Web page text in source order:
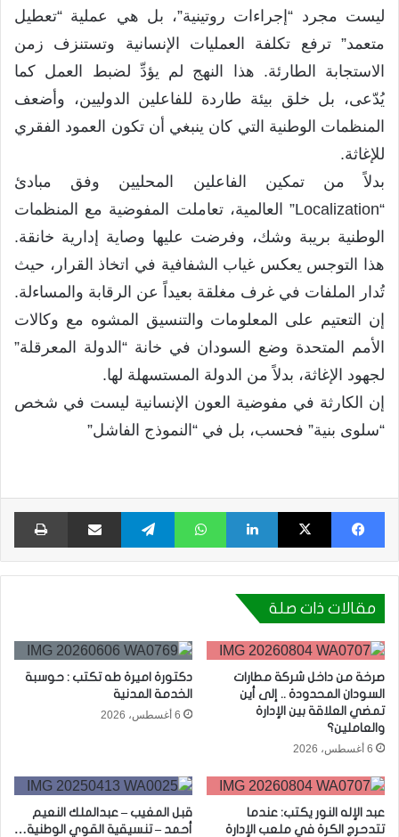
ليست مجرد “إجراءات روتينية”، بل هي عملية “تعطيل
متعمد” ترفع تكلفة العمليات الإنسانية وتستنزف زمن
الاستجابة الطارئة. هذا النهج لم يؤدِّ لضبط العمل كما
يُدّعى، بل خلق بيئة طاردة للفاعلين الدوليين، وأضعف
المنظمات الوطنية التي كان ينبغي أن تكون العمود الفقري
للإغاثة.
بدلاً من تمكين الفاعلين المحليين وفق مبادئ
“Localization” العالمية، تعاملت المفوضية مع المنظمات
الوطنية بريبة وشك، وفرضت عليها وصاية إدارية خانقة.
هذا التوجس يعكس غياب الشفافية في اتخاذ القرار، حيث
تُدار الملفات في غرف مغلقة بعيداً عن الرقابة والمساءلة.
إن التعتيم على المعلومات والتنسيق المشوه مع وكالات
الأمم المتحدة وضع السودان في خانة “الدولة المعرقلة”
لجهود الإغاثة، بدلاً من الدولة المستسهلة لها.
إن الكارثة في مفوضية العون الإنسانية ليست في شخص
“سلوى بنية” فحسب، بل في “النموذج الفاشل”
فيسبوك X لينكدإن واتساب تيلقرام مشاركة عبر البريد
مقالات ذات صلة
صرخة من داخل شركة مطارات
السودان المحدودة .. إلى أين
تمضي العلاقة بين الإدارة
والعاملين؟
6 أغسطس، 2026
دكتورة اميرة طه تكتب : حوسبة
الخدمة المدنية
6 أغسطس، 2026
عبد الإله النور يكتب: عندما
تتدحرج الكرة في ملعب الإدارة
قبل المغيب – عبدالملك النعيم
أحمد – تنسيقية القوي الوطنية…